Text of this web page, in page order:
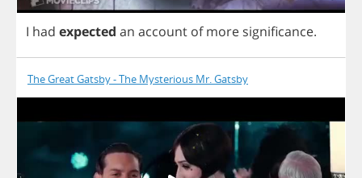
I had expected an account of more significance.
The Great Gatsby - The Mysterious Mr. Gatsby